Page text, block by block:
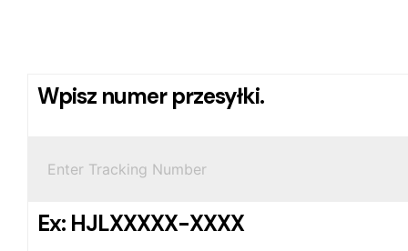
Wpisz numer przesyłki.
Ex: HJLXXXXX-XXXX